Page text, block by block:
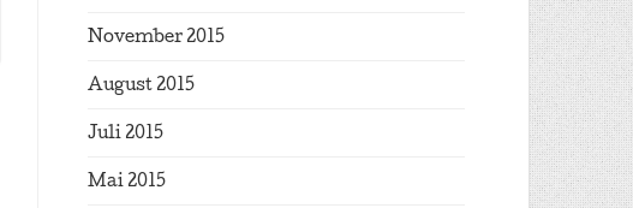
November 2015
August 2015
Juli 2015
Mai 2015